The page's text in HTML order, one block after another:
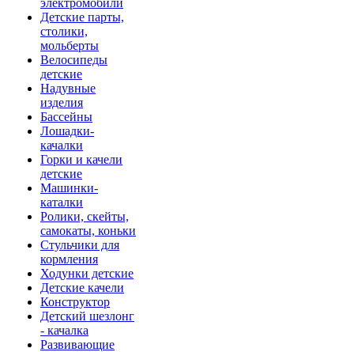
электромобили
Детские парты,
столики,
мольберты
Велосипеды
детские
Надувные
изделия
Бассейны
Лошадки-
качалки
Горки и качели
детские
Машинки-
каталки
Ролики, скейты,
самокаты, коньки
Стульчики для
кормления
Ходунки детские
Детские качели
Конструктор
Детский шезлонг
- качалка
Развивающие